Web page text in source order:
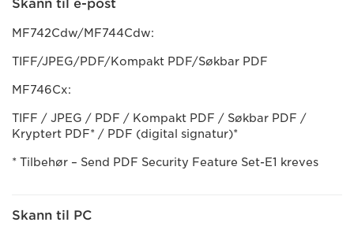
Skann til e-post
MF742Cdw/MF744Cdw:
TIFF/JPEG/PDF/Kompakt PDF/Søkbar PDF
MF746Cx:
TIFF / JPEG / PDF / Kompakt PDF / Søkbar PDF /
Kryptert PDF* / PDF (digital signatur)*
* Tilbehør – Send PDF Security Feature Set-E1 kreves
Skann til PC